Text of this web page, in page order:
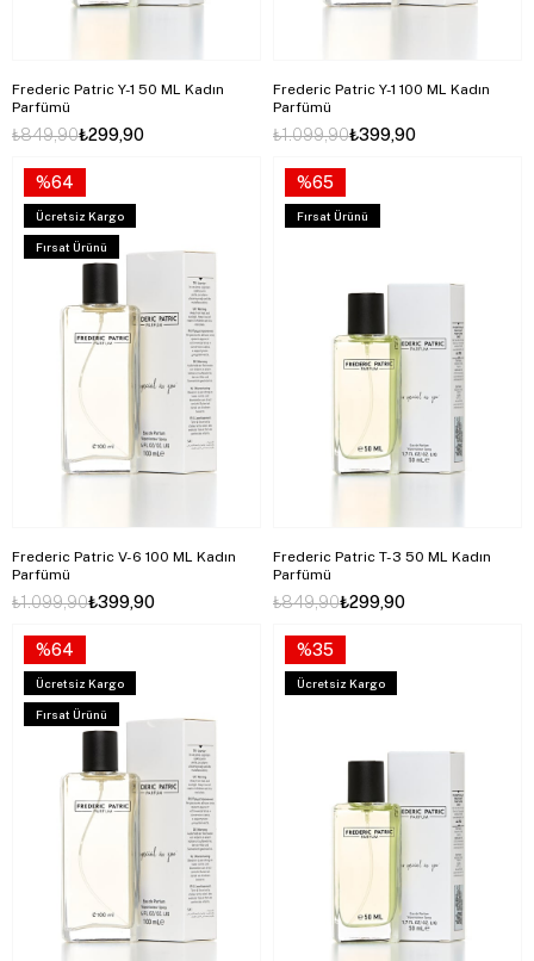
Frederic Patric Y-1 50 ML Kadın
Parfümü
₺299,90
₺849,90
Frederic Patric Y-1 100 ML Kadın
Parfümü
₺399,90
₺1.099,90
Frederic Patric V-6 100 ML Kadın
Parfümü
₺399,90
₺1.099,90
%64
Ücretsiz Kargo
Fırsat Ürünü
Frederic Patric T-3 50 ML Kadın
Parfümü
₺299,90
₺849,90
%65
Fırsat Ürünü
%64
Ücretsiz Kargo
Fırsat Ürünü
%35
Ücretsiz Kargo